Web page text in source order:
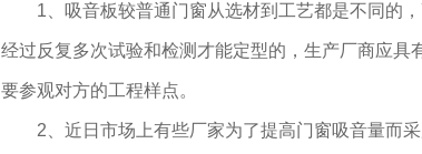
1、吸音板较普通门窗从选材到工艺都是不同的
经过反复多次试验和检测才能定型的，生产厂商应具
要参观对方的工程样点。
2、近日市场上有些厂家为了提高门窗吸音量而